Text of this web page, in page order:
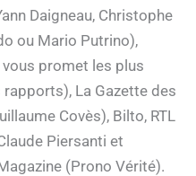
Daigneau, Christophe
ou Mario Putrino),
promet les plus
La Gazette des
Covès), Bilto, RTL
Piersanti et
(Prono Vérité).